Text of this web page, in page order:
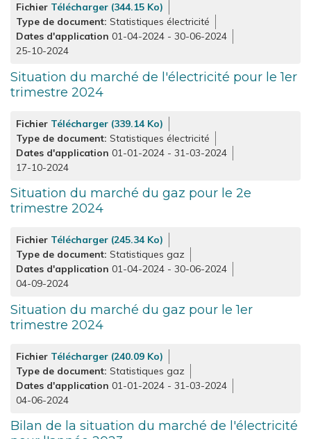
Fichier Télécharger (344.15 Ko)
Type de document Statistiques électricité
Dates d'application 01-04-2024 - 30-06-2024
25-10-2024
Situation du marché de l'électricité pour le 1er
trimestre 2024
Fichier Télécharger (339.14 Ko)
Type de document Statistiques électricité
Dates d'application 01-01-2024 - 31-03-2024
17-10-2024
Situation du marché du gaz pour le 2e
trimestre 2024
Fichier Télécharger (245.34 Ko)
Type de document Statistiques gaz
Dates d'application 01-04-2024 - 30-06-2024
04-09-2024
Situation du marché du gaz pour le 1er
trimestre 2024
Fichier Télécharger (240.09 Ko)
Type de document Statistiques gaz
Dates d'application 01-01-2024 - 31-03-2024
04-06-2024
Bilan de la situation du marché de l'électricité